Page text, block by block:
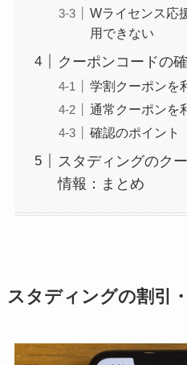
Wライセンス応
用できない
クーポンコードの
学割クーポンを
通常クーポンを
確認のポイント
スタディングのク
情報：まとめ
スタディングの割引